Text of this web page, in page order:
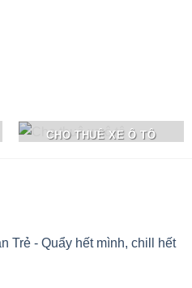
CHO THUÊ XE Ô TÔ
Trẻ - Quẩy hết mình, chill hết